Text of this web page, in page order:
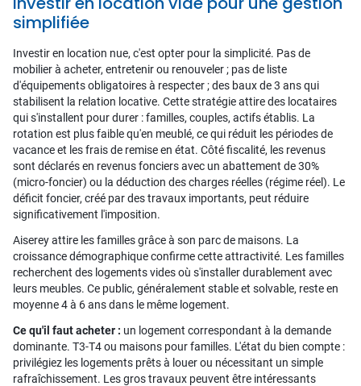
simplifiée
Investir en location nue, c'est opter pour la simplicité. Pas de
mobilier à acheter, entretenir ou renouveler ; pas de liste
d'équipements obligatoires à respecter ; des baux de 3 ans qui
stabilisent la relation locative. Cette stratégie attire des locataires
qui s'installent pour durer : familles, couples, actifs établis. La
rotation est plus faible qu'en meublé, ce qui réduit les périodes de
vacance et les frais de remise en état. Côté fiscalité, les revenus
sont déclarés en revenus fonciers avec un abattement de 30%
(micro-foncier) ou la déduction des charges réelles (régime réel). Le
déficit foncier, créé par des travaux importants, peut réduire
significativement l'imposition.
Aiserey attire les familles grâce à son parc de maisons. La
croissance démographique confirme cette attractivité. Les familles
recherchent des logements vides où s'installer durablement avec
leurs meubles. Ce public, généralement stable et solvable, reste en
moyenne 4 à 6 ans dans le même logement.
Ce qu'il faut acheter : un logement correspondant à la demande
dominante. T3-T4 ou maisons pour familles. L'état du bien compte :
privilégiez les logements prêts à louer ou nécessitant un simple
rafraîchissement. Les gros travaux peuvent être intéressants